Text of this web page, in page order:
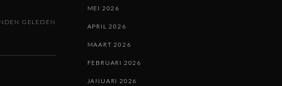
GELEDEN
MEI 2026
APRIL 2026
MAART 2026
FEBRUARI 2026
JANUARI 2026